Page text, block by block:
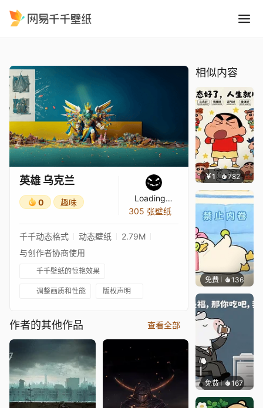
英雄 乌克兰
0 趣味
Loading…
305 张壁纸
千千动态格式 动态壁纸
2.79M
与创作者协商使用
千千壁纸的惊艳效果
调整画质和性能 版权声明
作者的其他作品 查看全部
相似内容
￥1 782渔小小
免费 136渔小小
免费 167渔小小